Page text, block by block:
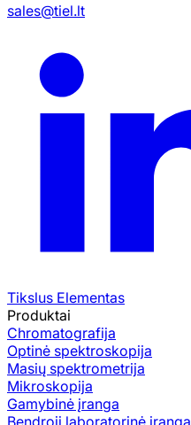
sales@tiel.lt
Tikslus Elementas
Produktai
Chromatografija
Optinė spektroskopija
Masių spektrometrija
Mikroskopija
Gamybinė įranga
Bendroji laboratorinė įranga